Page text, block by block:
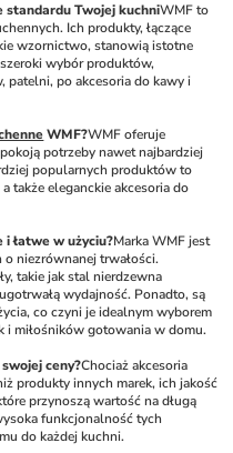
standardu Twojej kuchniWMF to
Ich produkty, łączące
wzornictwo, stanowią istotne
wybór produktów,
patelni, po akcesoria do kawy i
WMF?WMF oferuje
potrzeby nawet najbardziej
popularnych produktów to
także eleganckie akcesoria do
i łatwe w użyciu?Marka WMF jest
niezrównanej trwałości.
takie jak stal nierdzewna
wydajność. Ponadto, są
co czyni je idealnym wyborem
i miłośników gotowania w domu.
ceny?Chociaż akcesoria
produkty innych marek, ich jakość
przynoszą wartość na długą
funkcjonalność tych
do każdej kuchni.